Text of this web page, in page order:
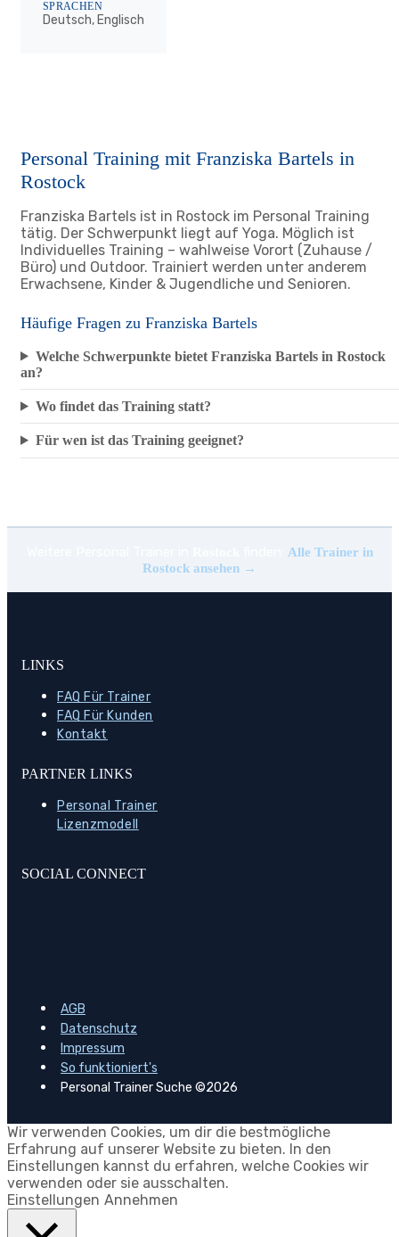
SPRACHEN
Deutsch, Englisch
Personal Training mit Franziska Bartels in
Rostock
Franziska Bartels ist in Rostock im Personal Training
tätig. Der Schwerpunkt liegt auf Yoga. Möglich ist
Individuelles Training – wahlweise Vorort (Zuhause /
Büro) und Outdoor. Trainiert werden unter anderem
Erwachsene, Kinder & Jugendliche und Senioren.
Häufige Fragen zu Franziska Bartels
Welche Schwerpunkte bietet Franziska Bartels in Rostock
an?
Wo findet das Training statt?
Für wen ist das Training geeignet?
Alle Trainer in
Rostock ansehen →
LINKS
FAQ Für Trainer
FAQ Für Kunden
Kontakt
PARTNER LINKS
Personal Trainer
Lizenzmodell
SOCIAL CONNECT
AGB
Datenschutz
Impressum
So funktioniert's
Personal Trainer Suche ©2026
Wir verwenden Cookies, um dir die bestmögliche
Erfahrung auf unserer Website zu bieten. In den
Einstellungen kannst du erfahren, welche Cookies wir
verwenden oder sie ausschalten.
Einstellungen Annehmen